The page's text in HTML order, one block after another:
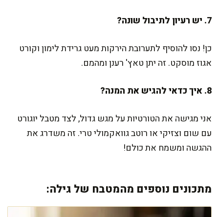
7. יש רעיון לתיבול שונה?
כן! נסו להוסיף לתערובת הירקות מעט גרידת לימון וקורט
אגוז מוסקט. זה יתן טאץ' רענן ומהמם.
8. איך כדאי להגיש את המנה?
אני מגישה את הטורטיות על מגש גדול, לצד מטבל יוגורט
עם שום וצזיקי או רוטב גוואקמולי טרי. זה משדרג את
ההגשה ומשמח את כולם!
מתכונים נוספים מהמטבח של גילה: